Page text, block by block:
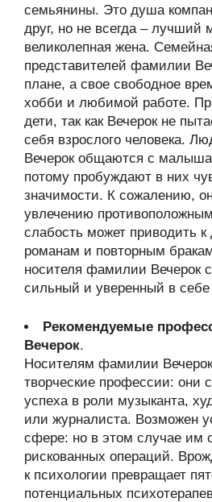
семьянины. Это душа
друг, но не всегда – лучший
великолепная жена.
представителей фамилии
плане, а свое свободное
хобби и любимой работе.
дети, так как Вечерок не
себя взрослого человека.
Вечерок общаются с
потому пробуждают в них
значимости. К сожалению,
увлечению
слабость может приводить
романам и повторным
носителя фамилии Вечерок
сильный и уверенный в себе
Рекомендуемые
Вечерок.
Носителям фамилии
творческие профессии: они
успеха в роли музыканта,
или журналиста. Возможен
сфере: но в этом случае им
рискованных операций.
к психологии превращает
потенциальных